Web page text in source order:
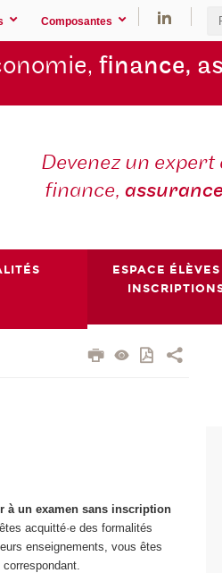
Composantes
finance,
Devenez un expert
finance, assurance
ESPACE
à un examen sans inscription
acquitté·e des formalités
enseignements, vous êtes